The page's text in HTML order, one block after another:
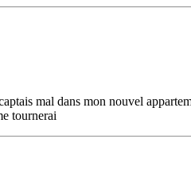
mal dans mon nouvel
tournerai